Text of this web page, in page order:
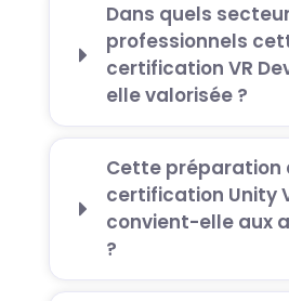
Dans quels
professionnels
certification VR
elle valorisée ?
Cette préparation
certification Unity
convient-elle aux
?